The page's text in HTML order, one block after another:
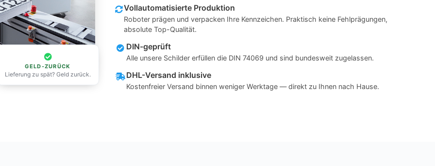
GELD-ZURÜCK
Lieferung zu spät? Geld zurück.
Vollautomatisierte Produktion
Roboter prägen und verpacken Ihre Kennzeichen. Praktisch keine Fehlprägungen,
absolute Top-Qualität.
DIN-geprüft
Alle unsere Schilder erfüllen die DIN 74069 und sind bundesweit zugelassen.
DHL-Versand inklusive
Kostenfreier Versand binnen weniger Werktage — direkt zu Ihnen nach Hause.